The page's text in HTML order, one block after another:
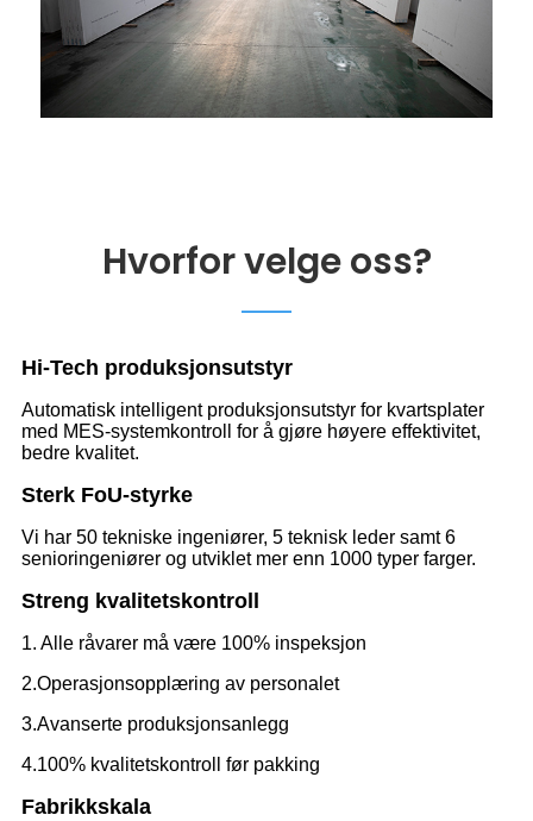
Hvorfor velge oss?
Hi-Tech produksjonsutstyr
Automatisk intelligent produksjonsutstyr for kvartsplater
med MES-systemkontroll for å gjøre høyere effektivitet,
bedre kvalitet.
Sterk FoU-styrke
Vi har 50 tekniske ingeniører, 5 teknisk leder samt 6
senioringeniører og utviklet mer enn 1000 typer farger.
Streng kvalitetskontroll
1. Alle råvarer må være 100% inspeksjon
2.Operasjonsopplæring av personalet
3.Avanserte produksjonsanlegg
4.100% kvalitetskontroll før pakking
Fabrikkskala